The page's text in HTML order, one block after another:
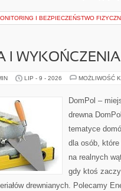
I BEZPIECZEŃSTWO
I WYKOŃCZENIA
LIP - 9 - 2026 MOŻLIWOŚĆ
DomPol –
drewna
tematyce
dla osób,
na realnych
gdy ktoś
drewnianych. Polecamy